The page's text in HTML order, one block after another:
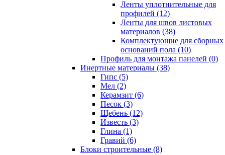
Ленты уплотнительные для
профилей (12)
Ленты для швов листовых
материалов (38)
Комплектующие для сборных
оснований пола (10)
Профиль для монтажа панелей (0)
Инертные материалы (38)
Гипс (5)
Мел (2)
Керамзит (6)
Песок (3)
Щебень (12)
Известь (3)
Глина (1)
Гравий (6)
Блоки строительные (8)